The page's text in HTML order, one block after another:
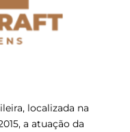
localizada na
a atuação da